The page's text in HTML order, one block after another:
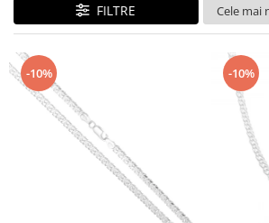
BIJUTERII PENTRU COPII
INELE
PIERCING
SETURI BIJUTERII
ACE DE CRAVATA
BRATARI PENTRU PICIOR
INELE
BUTONI
BRATARA TIP ROZARIU
LANTURI TIP ROZARIU
FILTRE
-10% -10%